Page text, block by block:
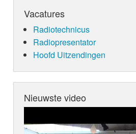
Vacatures
Radiotechnicus
Radiopresentator
Hoofd Uitzendingen
Nieuwste video